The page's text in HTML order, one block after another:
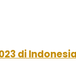
di